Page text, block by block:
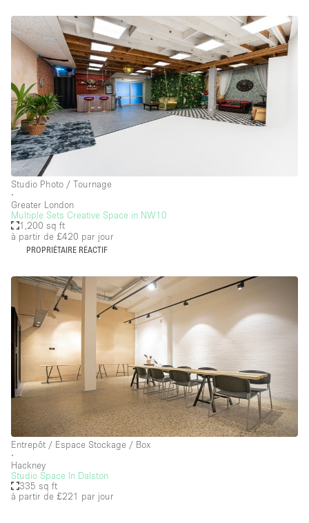
Studio Photo / Tournage
∙
Greater London
Multiple Sets Creative Space in NW10
1,200 sq ft
à partir de £420 par jour
PROPRIÉTAIRE RÉACTIF
Entrepôt / Espace Stockage / Box
∙
Hackney
Studio Space In Dalston
335 sq ft
à partir de £221 par jour